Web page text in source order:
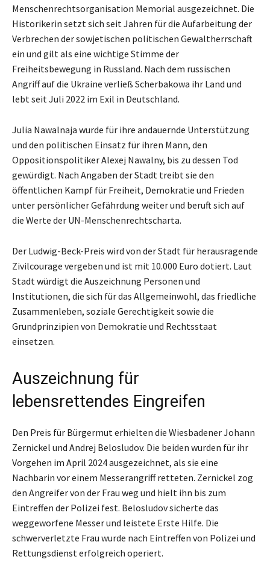
Menschenrechtsorganisation Memorial ausgezeichnet. Die
Historikerin setzt sich seit Jahren für die Aufarbeitung der
Verbrechen der sowjetischen politischen Gewaltherrschaft
ein und gilt als eine wichtige Stimme der
Freiheitsbewegung in Russland. Nach dem russischen
Angriff auf die Ukraine verließ Scherbakowa ihr Land und
lebt seit Juli 2022 im Exil in Deutschland.
Julia Nawalnaja wurde für ihre andauernde Unterstützung
und den politischen Einsatz für ihren Mann, den
Oppositionspolitiker Alexej Nawalny, bis zu dessen Tod
gewürdigt. Nach Angaben der Stadt treibt sie den
öffentlichen Kampf für Freiheit, Demokratie und Frieden
unter persönlicher Gefährdung weiter und beruft sich auf
die Werte der UN-Menschenrechtscharta.
Der Ludwig-Beck-Preis wird von der Stadt für herausragende
Zivilcourage vergeben und ist mit 10.000 Euro dotiert. Laut
Stadt würdigt die Auszeichnung Personen und
Institutionen, die sich für das Allgemeinwohl, das friedliche
Zusammenleben, soziale Gerechtigkeit sowie die
Grundprinzipien von Demokratie und Rechtsstaat
einsetzen.
Auszeichnung für
lebensrettendes Eingreifen
Den Preis für Bürgermut erhielten die Wiesbadener Johann
Zernickel und Andrej Belosludov. Die beiden wurden für ihr
Vorgehen im April 2024 ausgezeichnet, als sie eine
Nachbarin vor einem Messerangriff retteten. Zernickel zog
den Angreifer von der Frau weg und hielt ihn bis zum
Eintreffen der Polizei fest. Belosludov sicherte das
weggeworfene Messer und leistete Erste Hilfe. Die
schwerverletzte Frau wurde nach Eintreffen von Polizei und
Rettungsdienst erfolgreich operiert.